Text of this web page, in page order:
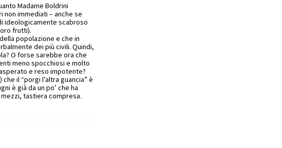
Madame Boldrini
immediati – anche se
ideologicamente scabroso
frutti).
popolazione e che in
dei più civili. Quindi,
O forse sarebbe ora che
meno spocchiosi e molto
e reso impotente?
il “porgi l’altra guancia” è
è già da un po’ che ha
tastiera compresa.